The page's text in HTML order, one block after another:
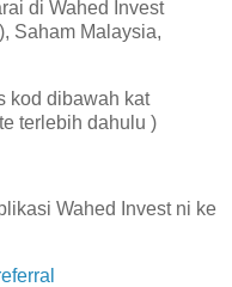
di Wahed Invest
Saham Malaysia,
kod dibawah kat
terlebih dahulu )
Wahed Invest ni ke